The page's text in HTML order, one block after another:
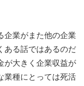
企業がまた他の企業
ある話ではあるのだ
が大きく企業収益が
業種にとっては死活